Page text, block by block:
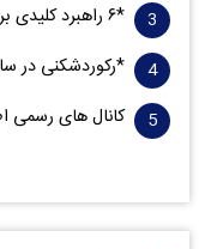
*۶ راهبرد کلیدی برای تحول در گروه فولاد مبارکه*
*رکوردشکنی در
کانال های رسمی